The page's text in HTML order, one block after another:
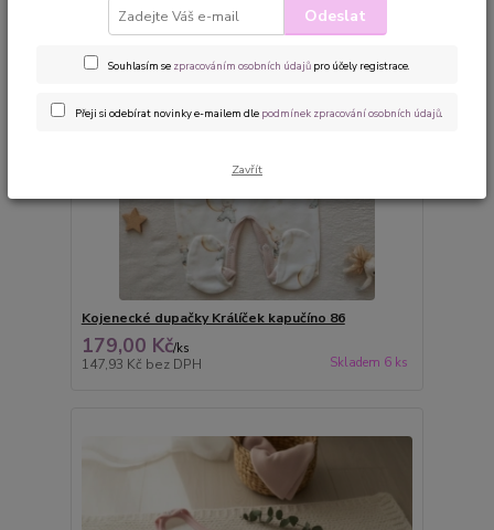
Kojenecké dupačky Králíček kapučíno 86
179,00 Kč/ks
147,93 Kč bez DPH Skladem 6 ks
Odeslat
Souhlasím se zpracováním osobních údajů pro účely registrace.
Přeji si odebírat novinky e-mailem dle podmínek zpracování osobních údajů.
Zavřít